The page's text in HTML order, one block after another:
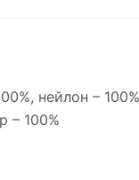
нейлон – 100%
– 100%